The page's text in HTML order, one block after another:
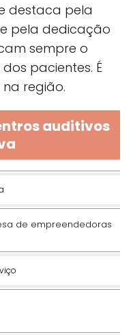
destaca pela
e pela dedicação
sempre o
pacientes. É
região.
auditivos
de empreendedoras